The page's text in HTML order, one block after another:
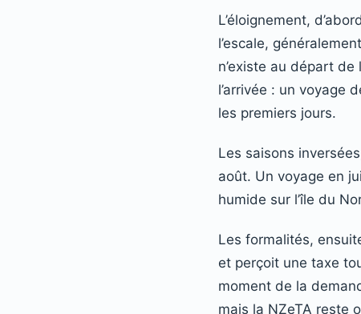
L’éloignement,
l’escale,
n’existe au départ
l’arrivée : un voyage
les premiers jours.
Les saisons
août. Un voyage en
humide sur l’île du
Les formalités,
et perçoit une taxe
moment de la
mais la NZeTA reste